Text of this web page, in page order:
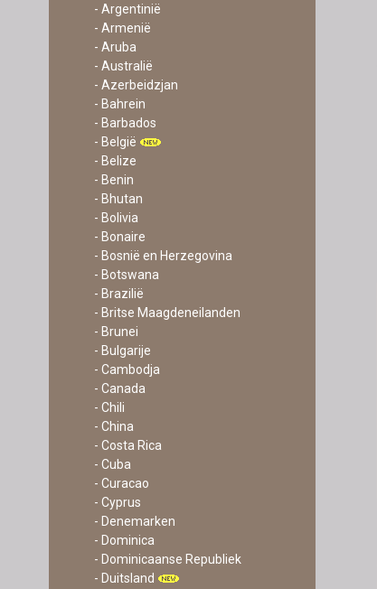
- Argentinië
- Armenië
- Aruba
- Australië
- Azerbeidzjan
- Bahrein
- Barbados
- België
- Belize
- Benin
- Bhutan
- Bolivia
- Bonaire
- Bosnië en Herzegovina
- Botswana
- Brazilië
- Britse Maagdeneilanden
- Brunei
- Bulgarije
- Cambodja
- Canada
- Chili
- China
- Costa Rica
- Cuba
- Curacao
- Cyprus
- Denemarken
- Dominica
- Dominicaanse Republiek
- Duitsland